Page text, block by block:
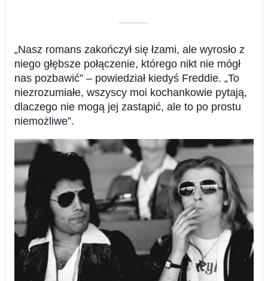
––––––––––
„Nasz romans zakończył się łzami, ale wyrosło z
niego głębsze połączenie, którego nikt nie mógł
nas pozbawić” – powiedział kiedyś Freddie. „To
niezrozumiałe, wszyscy moi kochankowie pytają,
dlaczego nie mogą jej zastąpić, ale to po prostu
niemożliwe”.